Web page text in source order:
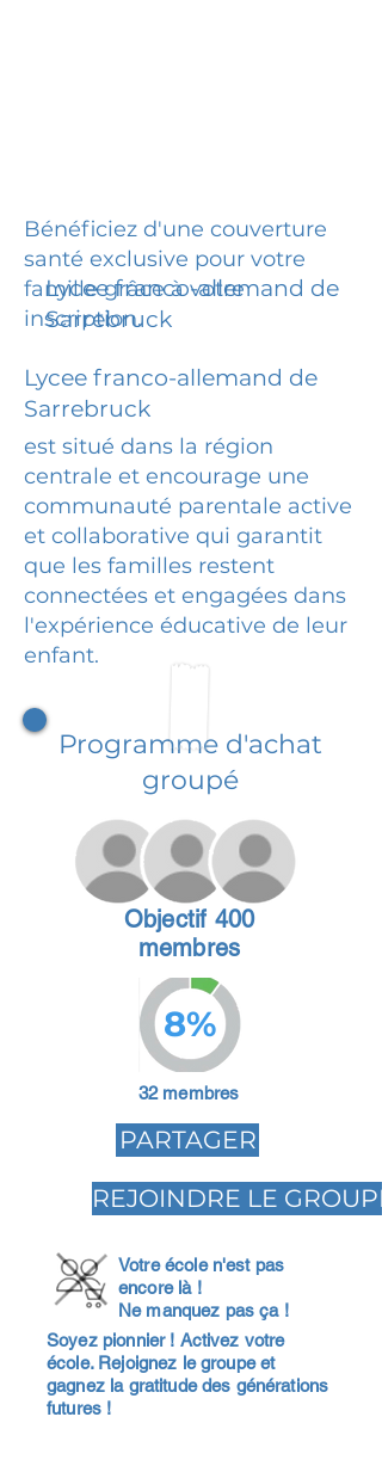
Bénéficiez d'une couverture
santé exclusive pour votre
famille grâce à votre
inscription.
Lycee franco-allemand de
Sarrebruck
Lycee franco-allemand de
Sarrebruck
est situé dans la région
centrale et encourage une
communauté parentale active
et collaborative qui garantit
que les familles restent
connectées et engagées dans
l'expérience éducative de leur
enfant.
Programme d'achat
groupé
Objectif 400
membres
8%
32 membres
PARTAGER
REJOINDRE LE GROUPE
Votre école n'est pas
encore là !
Ne manquez pas ça !
Soyez pionnier ! Activez votre
école. Rejoignez le groupe et
gagnez la gratitude des générations
futures !